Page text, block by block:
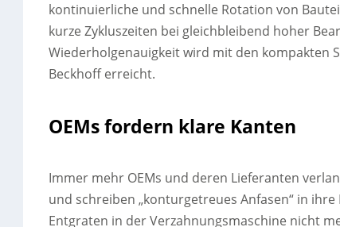
kontinuierliche und schnelle Rotation von
kurze Zykluszeiten bei gleichbleibend hoher
Wiederholgenauigkeit wird mit den kompakten
Beckhoff erreicht.
OEMs fordern klare Kanten
Immer mehr OEMs und deren Lieferanten
und schreiben „konturgetreues Anfasen“ in
Entgraten in der Verzahnungsmaschine nicht